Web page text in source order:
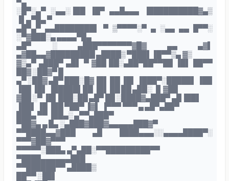
▀▄
░█▀░▄▀ ░▄▄░▐██ ▐█▀ ▄▄█▄▄▄ ▐██████████▓▄▒
▐▌▄▀█▄ ▀
▄█▀▄▀ ▄▄████████▌ ▀ ▒▀▀▀▀░▀ ▄ ░▄▄ ▄▄ █▀▀░
░▀▓███░▄ ▄▄▄▄▀█▄
▄█▀ ░ ▄███▀▀▀▀▀▀▀▓█▓ ▄▄ ▄▓▌
▄▓██▄▄▓█████████ ▄████▒ ▀███▌▐█▀▀▒▄ ▓▒
▓▒▄▀ ▄███▀ ▄█▌ ▀ ▓██ ██░▄██▀██▀▀██ ▐█▌ ██▀▀
██▓ ░██▓▀ █
▄▀ ░██▓ ▄█▀ ███░█▓▐█▌ ██ ▐█▌ ▐███▀░█████▌ ▐██
▐██ ▐█▌ ▐█████▌██ ▐█▌ ██ ██ ▄██░ ▐▌▓██
▓██ ░▀ ▐█▌███░██ ▄█▀ ██ ░████▓▄███▀ ▄█▐██▌
▐██▌ ▐█ ▐██ ▀██▀ ▐▓▌ ▐▀▀▀ ▀▀▀ ▄ ▄█▀▄██▀
███▄ ▀▀ ▐██▄░ ▄▀▀▄███▀
▀██▓▄ ▄ █▄ ░▄███▓███▓▄▄▄▄▄███▓▀
▀▀████▄▄▓███ ▄█ ████▄▄▄░░▄▄▄▄████▀░
▀▀▀▓██▓▀▀▀
▀▀▀▀▀░███▄ ▄▀▄██░▀▀█████████▀▀
▀████▄▄▄▄▄▄███
▀▀██████▀▀ ▄████▒
██▀▀ ░██▌